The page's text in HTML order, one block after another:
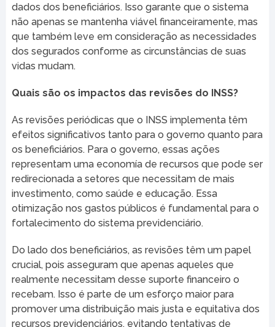
dados dos beneficiários. Isso garante que o sistema
não apenas se mantenha viável financeiramente, mas
que também leve em consideração as necessidades
dos segurados conforme as circunstâncias de suas
vidas mudam.
Quais são os impactos das revisões do INSS?
As revisões periódicas que o INSS implementa têm
efeitos significativos tanto para o governo quanto para
os beneficiários. Para o governo, essas ações
representam uma economía de recursos que pode ser
redirecionada a setores que necessitam de mais
investimento, como saúde e educação. Essa
otimização nos gastos públicos é fundamental para o
fortalecimento do sistema previdenciário.
Do lado dos beneficiários, as revisões têm um papel
crucial, pois asseguram que apenas aqueles que
realmente necessitam desse suporte financeiro o
recebam. Isso é parte de um esforço maior para
promover uma distribuição mais justa e equitativa dos
recursos previdenciários, evitando tentativas de